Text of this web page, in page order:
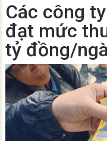
Các công
đạt mức
tỷ đồng/